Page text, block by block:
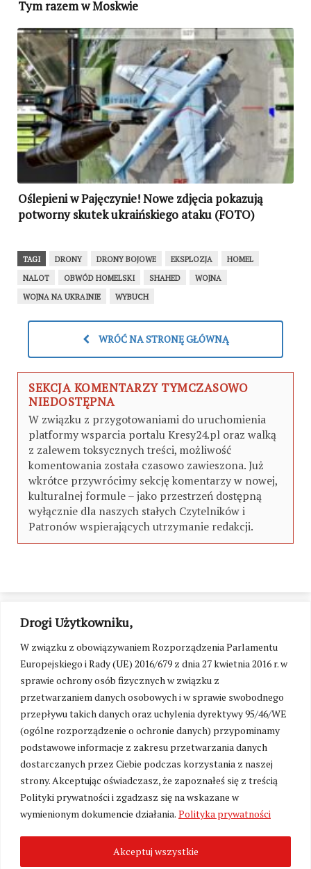
Drogi Użytkowniku,
W związku z obowiązywaniem Rozporządzenia Parlamentu
Europejskiego i Rady (UE) 2016/679 z dnia 27 kwietnia 2016 r. w
sprawie ochrony osób fizycznych w związku z
przetwarzaniem danych osobowych i w sprawie swobodnego
przepływu takich danych oraz uchylenia dyrektywy 95/46/WE
(ogólne rozporządzenie o ochronie danych) przypominamy
podstawowe informacje z zakresu przetwarzania danych
dostarczanych przez Ciebie podczas korzystania z naszej
strony. Akceptując oświadczasz, że zapoznałeś się z treścią
Polityki prywatności i zgadzasz się na wskazane w
wymienionym dokumencie działania. Polityka prywatności
Akceptuj wszystkie
Tym razem w Moskwie
Oślepieni w Pajęczynie! Nowe zdjęcia pokazują
potworny skutek ukraińskiego ataku (FOTO)
TAGI DRONY DRONY BOJOWE EKSPLOZJA
HOMEL
NALOT
OBWÓD HOMELSKI SHAHED
WOJNA
WOJNA NA UKRAINIE
WYBUCH
WRÓĆ NA STRONĘ GŁÓWNĄ
SEKCJA KOMENTARZY TYMCZASOWO
NIEDOSTĘPNA
W związku z przygotowaniami do uruchomienia
platformy wsparcia portalu Kresy24.pl oraz walką
z zalewem toksycznych treści, możliwość
komentowania została czasowo zawieszona. Już
wkrótce przywrócimy sekcję komentarzy w nowej,
kulturalnej formule – jako przestrzeń dostępną
wyłącznie dla naszych stałych Czytelników i
Patronów wspierających utrzymanie redakcji.
Zmień ustawienia cookies
2026. Wszelkie Prawa Zastrzeżone.